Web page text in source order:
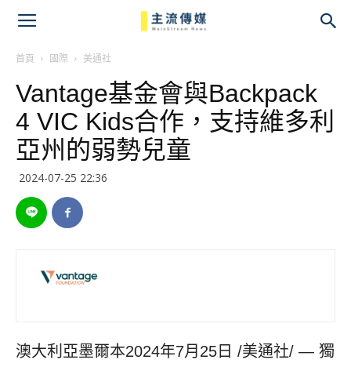
首頁 國際 美通社
Vantage基金會與Backpack
4 VIC Kids合作，支持維多利
亞州的弱勢兒童
2024-07-25 22:36
澳大利亞墨爾本2024年7月25日 /美通社/ — 獨